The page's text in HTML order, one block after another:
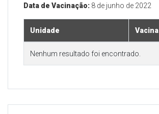
Data de Vacinação: 8 de junho de 2022
Unidade Vacina
Nenhum resultado foi encontrado.